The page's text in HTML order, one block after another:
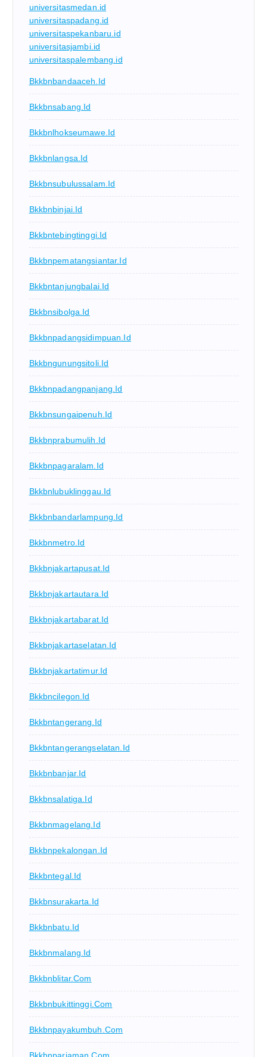
universitasmedan.id
universitaspadang.id
universitaspekanbaru.id
universitasjambi.id
universitaspalembang.id
Bkkbnbandaaceh.id
Bkkbnsabang.id
Bkkbnlhokseumawe.id
Bkkbnlangsa.id
Bkkbnsubulussalam.id
Bkkbnbinjai.id
Bkkbntebingtinggi.id
Bkkbnpematangsiantar.id
Bkkbntanjungbalai.id
Bkkbnsibolga.id
Bkkbnpadangsidimpuan.id
Bkkbngunungsitoli.id
Bkkbnpadangpanjang.id
Bkkbnsungaipenuh.id
Bkkbnprabumulih.id
Bkkbnpagaralam.id
Bkkbnlubuklinggau.id
Bkkbnbandarlampung.id
Bkkbnmetro.id
Bkkbnjakartapusat.id
Bkkbnjakartautara.id
Bkkbnjakartabarat.id
Bkkbnjakartaselatan.id
Bkkbnjakartatimur.id
Bkkbncilegon.id
Bkkbntangerang.id
Bkkbntangerangselatan.id
Bkkbnbanjar.id
Bkkbnsalatiga.id
Bkkbnmagelang.id
Bkkbnpekalongan.id
Bkkbntegal.id
Bkkbnsurakarta.id
Bkkbnbatu.id
Bkkbnmalang.id
Bkkbnblitar.com
Bkkbnbukittinggi.com
Bkkbnpayakumbuh.com